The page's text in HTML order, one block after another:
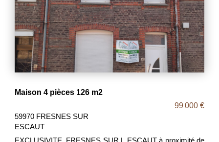
Maison 4 pièces 126 m2
99 000 €
59970 FRESNES SUR
ESCAUT